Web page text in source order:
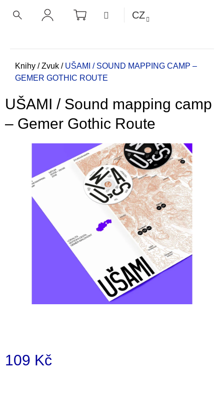
NÁKUPNÍ
KOŠÍK MENUCZ
Domů
Knihy / Zvuk / UŠAMI / SOUND MAPPING CAMP –
GEMER GOTHIC ROUTE
UŠAMI / Sound mapping camp
– Gemer Gothic Route
109 Kč
ZPĚT
ZPĚT
o
p
t